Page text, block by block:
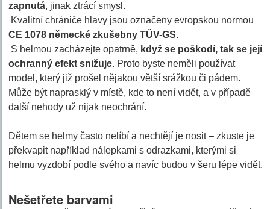
zapnutá, jinak ztrácí smysl.
Kvalitní chrániče hlavy jsou označeny evropskou normou
CE 1078 německé zkušebny TÜV-GS.
S helmou zacházejte opatrně, když se poškodí, tak se její
ochranný efekt snižuje. Proto byste neměli používat
model, který již prošel nějakou větší srážkou či pádem.
Může být naprasklý v místě, kde to není vidět, a v případě
další nehody už nijak neochrání.
Dětem se helmy často nelíbí a nechtějí je nosit – zkuste je
překvapit například nálepkami s odrazkami, kterými si
helmu vyzdobí podle svého a navíc budou v šeru lépe vidět.
Nešetřete barvami